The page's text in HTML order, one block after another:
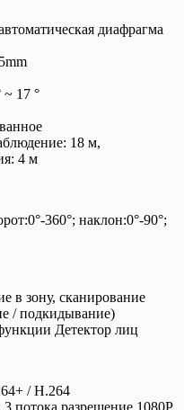
диафрагма
~ 17 °
18 м,
4 м
360°; наклон:0°-90°;
в зону, сканирование
/ подкидывание)
Детектор лиц
/ H.264
потока разрешение 1080P